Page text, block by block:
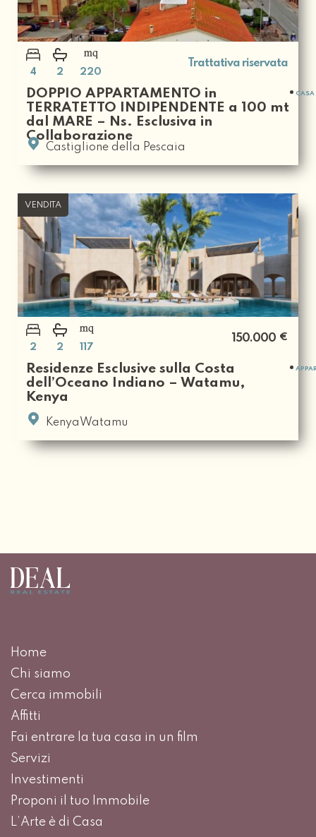
4 2 220
Trattativa riservata
DOPPIO APPARTAMENTO in
TERRATETTO INDIPENDENTE a 100 mt
dal MARE – Ns. Esclusiva in
Collaborazione
CASA
Castiglione della Pescaia
VENDITA
2 2 117
150.000 €
Residenze Esclusive sulla Costa
dell’Oceano Indiano – Watamu,
Kenya
KenyaWatamu
Home
Chi siamo
Cerca immobili
Affitti
Fai entrare la tua casa in un film
Servizi
Investimenti
Proponi il tuo Immobile
L’Arte è di Casa